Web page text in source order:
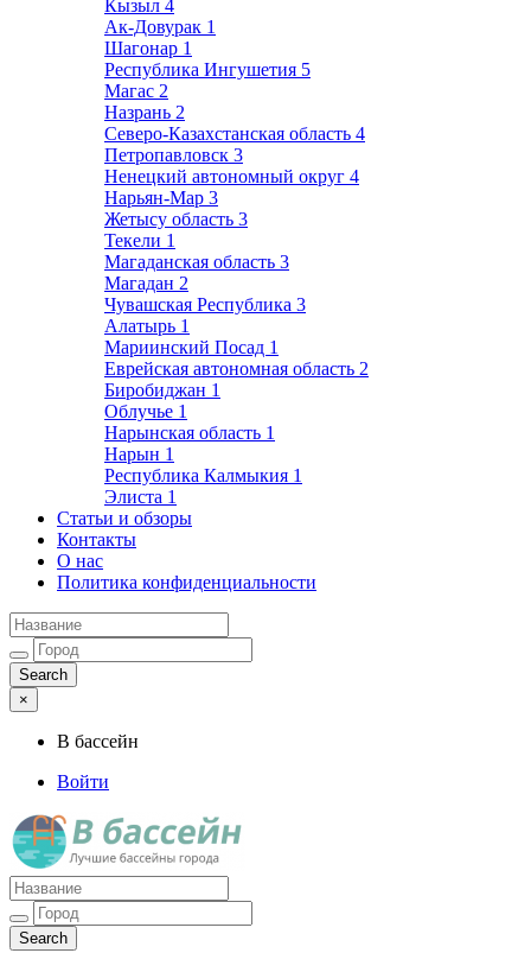
Кызыл 4
Ак-Довурак 1
Шагонар 1
Республика Ингушетия 5
Магас 2
Назрань 2
Северо-Казахстанская область 4
Петропавловск 3
Ненецкий автономный округ 4
Нарьян-Мар 3
Жетысу область 3
Текели 1
Магаданская область 3
Магадан 2
Чувашская Республика 3
Алатырь 1
Мариинский Посад 1
Еврейская автономная область 2
Биробиджан 1
Облучье 1
Нарынская область 1
Нарын 1
Республика Калмыкия 1
Элиста 1
Статьи и обзоры
Контакты
О нас
Политика конфиденциальности
×
В бассейн
Войти
Лучшие бассейны города